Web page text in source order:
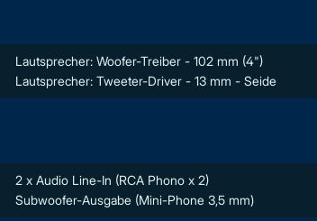
Lautsprecher: Woofer-Treiber - 102 mm (4")
Lautsprecher: Tweeter-Driver - 13 mm - Seide
2 x Audio Line-In (RCA Phono x 2)
Subwoofer-Ausgabe (Mini-Phone 3,5 mm)